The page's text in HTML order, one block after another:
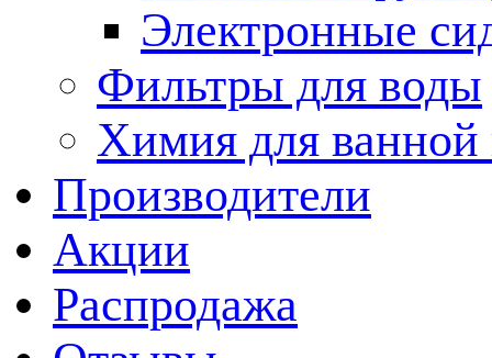
Электронные
Фильтры для воды
Химия для ванной
Производители
Акции
Распродажа